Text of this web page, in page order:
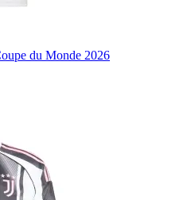
du Monde 2026